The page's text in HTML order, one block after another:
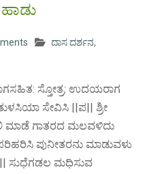
ದಾಸ ದರ್ಶನ,
ಸ್ತೋತ್ರ: ಉದಯರಾಗ
ಸೇವಿಸಿ ||ಪ|| ಶ್ರೀ
ಮಾಡೆ ಗಾತರದ ಮಲವಳಿದು
ಪುನೀತರನು ಮಾಡುವಳು
ಸುಧೆಗಡಲ ಮಧಿಸುವ